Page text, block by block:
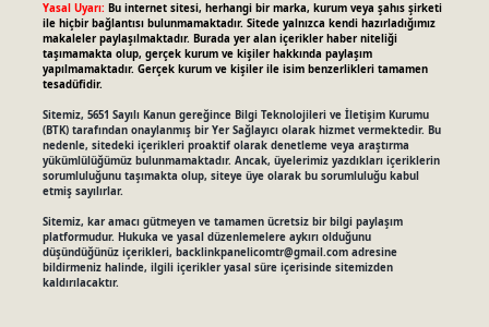
Yasal Uyarı: Bu internet sitesi, herhangi bir marka, kurum veya şahıs şirketi
ile hiçbir bağlantısı bulunmamaktadır. Sitede yalnızca kendi hazırladığımız
makaleler paylaşılmaktadır. Burada yer alan içerikler haber niteliği
taşımamakta olup, gerçek kurum ve kişiler hakkında paylaşım
yapılmamaktadır. Gerçek kurum ve kişiler ile isim benzerlikleri tamamen
tesadüfidir.
Sitemiz, 5651 Sayılı Kanun gereğince Bilgi Teknolojileri ve İletişim Kurumu
(BTK) tarafından onaylanmış bir Yer Sağlayıcı olarak hizmet vermektedir. Bu
nedenle, sitedeki içerikleri proaktif olarak denetleme veya araştırma
yükümlülüğümüz bulunmamaktadır. Ancak, üyelerimiz yazdıkları içeriklerin
sorumluluğunu taşımakta olup, siteye üye olarak bu sorumluluğu kabul
etmiş sayılırlar.
Sitemiz, kar amacı gütmeyen ve tamamen ücretsiz bir bilgi paylaşım
platformudur. Hukuka ve yasal düzenlemelere aykırı olduğunu
düşündüğünüz içerikleri, backlinkpanelicomtr@gmail.comadresine
bildirmeniz halinde, ilgili içerikler yasal süre içerisinde sitemizden
kaldırılacaktır.